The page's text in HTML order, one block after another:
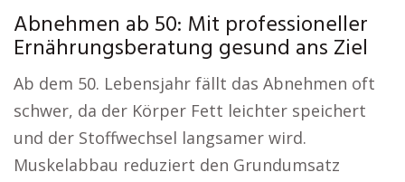
Abnehmen ab 50: Mit professioneller
Ernährungsberatung gesund ans Ziel
Ab dem 50. Lebensjahr fällt das Abnehmen oft
schwer, da der Körper Fett leichter speichert
und der Stoffwechsel langsamer wird.
Muskelabbau reduziert den Grundumsatz